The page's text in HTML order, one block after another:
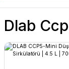
Dlab